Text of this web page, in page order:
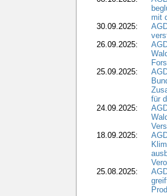
mit
30.09.2025:
26.09.2025:
25.09.2025:
für
24.09.2025:
18.09.2025:
25.08.2025: